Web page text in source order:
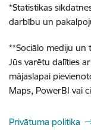
*Statistikas
darbību un
**Sociālo mediju un
Jūs varētu dalīties
mājaslapai
Maps, PowerBI vai
Privātuma politika